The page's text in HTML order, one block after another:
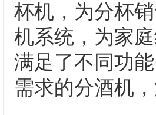
杯机，为分杯
机系统，为家
满足了不同功
需求的分酒机